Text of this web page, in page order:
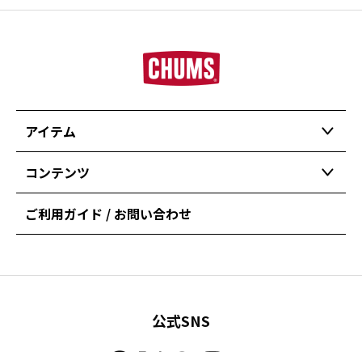
アイテム
コンテンツ
ご利用ガイド / お問い合わせ
公式SNS